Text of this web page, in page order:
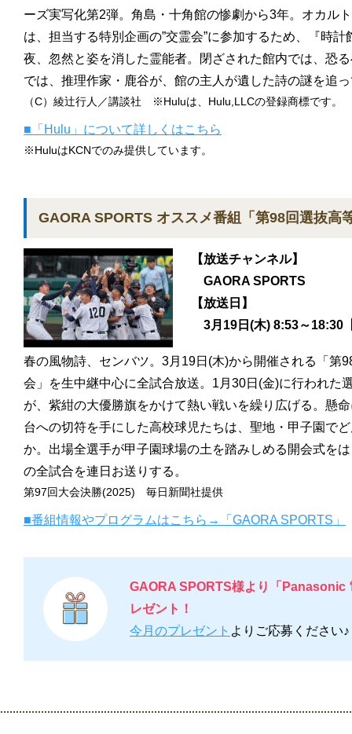
ーズ実写化第2弾。角島・十角館の惨劇から3年。オカル
は、担当する特別企画の”交霊会”に参加するため、『時
夜、忽然と姿を消した霊能者。閉ざされた館内では、恐
では、推理作家・鹿谷が、館の主人が遺した詩の謎を追
（C）綾辻行人／講談社 ※Huluは、Hulu,LLCの登録商標です。
■「Hulu」について詳しくはこちら
※HuluはKCNでのみ提供しています。
GAORA SPORTS オススメ番組「第98回選抜高
【放送チャンネル】
GAORA SPORTS
【放送日】
3月19日(木) 8:53～18:30
春の風物詩、センバツ。3月19日(木)から開催される「第
会」を生中継中心に全試合放送。1月30日(金)に行われた
が、紫紺の大優勝旗をかけて熱い戦いを繰り広げる。懸
台への切符を手にした高校球児たちは、聖地・甲子園で
か。出場全選手が甲子園球場の土を踏みしめる開会式を
の全試合を連日お送りする。
第97回大会決勝(2025) 毎日新聞社提供
■番組情報やプログラムはこちら→「GAORA SPORTS」
GAORA SPORTS様より「Panasonic
レゼント！
今月のプレゼント よりご応募ください♪